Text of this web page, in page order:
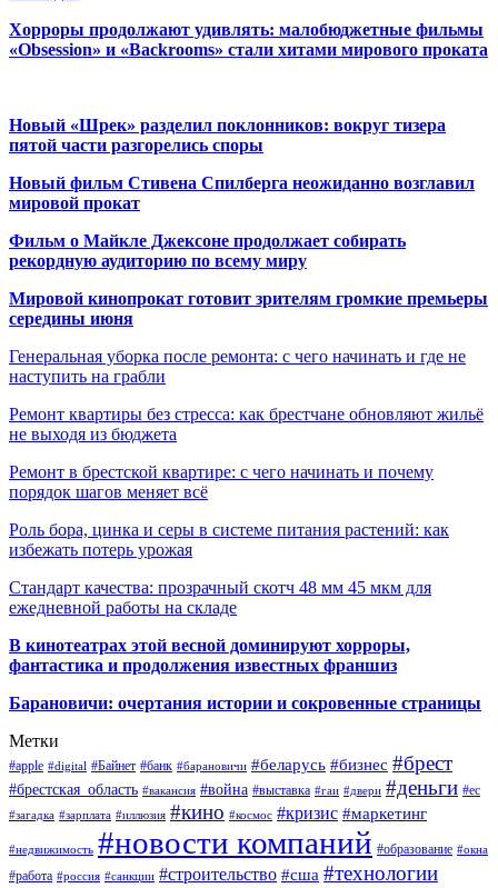
Хорроры продолжают удивлять: малобюджетные фильмы
«Obsession» и «Backrooms» стали хитами мирового проката
Новый «Шрек» разделил поклонников: вокруг тизера
пятой части разгорелись споры
Новый фильм Стивена Спилберга неожиданно возглавил
мировой прокат
Фильм о Майкле Джексоне продолжает собирать
рекордную аудиторию по всему миру
Мировой кинопрокат готовит зрителям громкие премьеры
середины июня
Генеральная уборка после ремонта: с чего начинать и где не
наступить на грабли
Ремонт квартиры без стресса: как брестчане обновляют жильё
не выходя из бюджета
Ремонт в брестской квартире: с чего начинать и почему
порядок шагов меняет всё
Роль бора, цинка и серы в системе питания растений: как
избежать потерь урожая
Стандарт качества: прозрачный скотч 48 мм 45 мкм для
ежедневной работы на складе
В кинотеатрах этой весной доминируют хорроры,
фантастика и продолжения известных франшиз
Барановичи: очертания истории и сокровенные страницы
Метки
#apple #digital #Байнет #банк #барановичи #беларусь #бизнес #брест
#брестская_область #вакансия #война #выставка #гаи #двери #деньги #ес
#загадка #зарплата #иллюзия #кино #космос #кризис #маркетинг
#недвижимость #новости компаний #образование #окна
#работа #россия #санкции #строительство #сша #технологии